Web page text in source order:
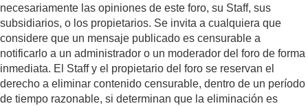
necesariamente las opiniones de este foro, su Staff, sus
subsidiarios, o los propietarios. Se invita a cualquiera que
considere que un mensaje publicado es censurable a
notificarlo a un administrador o un moderador del foro de forma
inmediata. El Staff y el propietario del foro se reservan el
derecho a eliminar contenido censurable, dentro de un período
de tiempo razonable, si determinan que la eliminación es